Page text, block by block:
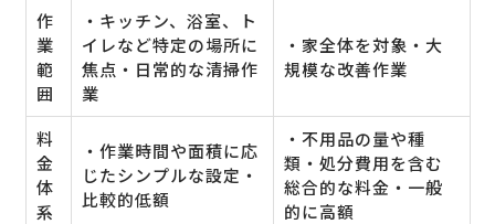
作
業
範
囲
・キッチン、浴室、ト
イレなど特定の場所に
焦点・日常的な清掃作
業
・家全体を対象・大
規模な改善作業
料
金
体
系
・作業時間や面積に応
じたシンプルな設定・
比較的低額
・不用品の量や種
類・処分費用を含む
総合的な料金・一般
的に高額